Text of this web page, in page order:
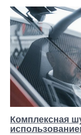
Комплексная